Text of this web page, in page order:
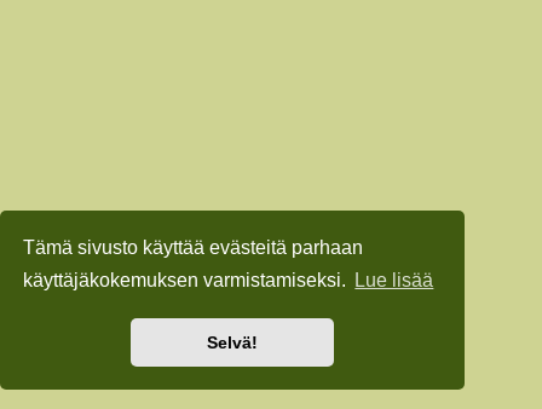
Tämä sivusto käyttää evästeitä parhaan
käyttäjäkokemuksen varmistamiseksi.
Lue lisää
Selvä!